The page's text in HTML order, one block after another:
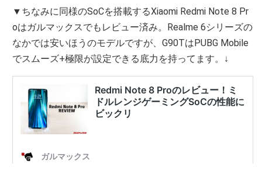
▼ちなみに同様のSoCを搭載するXiaomi Redmi Note 8 Pr
oはガルマックスでもレビュー済み。Realme 6シリーズの
なかでは安いほうのモデルですが、G90TはPUBG Mobile
でスムーズ+極限が設定できる底力を持ってます。↓